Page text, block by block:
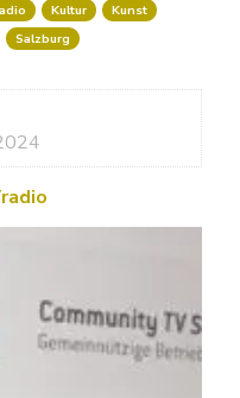
Kultur
Kunst
Salzburg